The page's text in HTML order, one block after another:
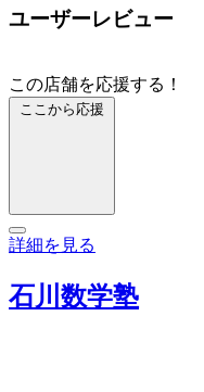
ユーザーレビュー
この店舗を応援する！
ここから応援
詳細を見る
石川数学塾